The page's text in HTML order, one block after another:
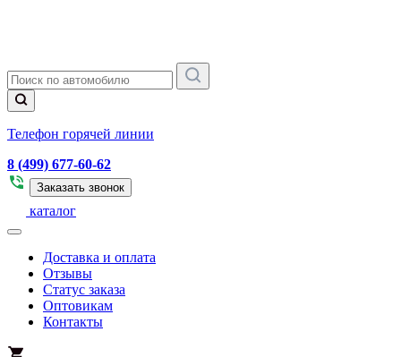
Телефон горячей линии
8 (499) 677-60-62
Заказать звонок
каталог
Доставка и оплата
Отзывы
Статус заказа
Оптовикам
Контакты